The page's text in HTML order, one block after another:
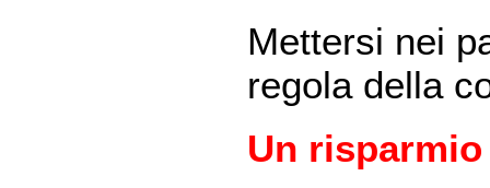
Mettersi nei
regola della
Un